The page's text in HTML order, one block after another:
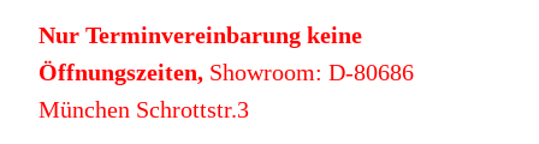
Nur Terminvereinbarung keine
Öffnungszeiten,Showroom: D-80686
München Schrottstr.3